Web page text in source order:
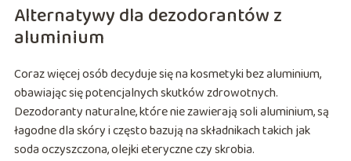
Alternatywy dla dezodorantów z
aluminium
Coraz więcej osób decyduje się na kosmetyki bez aluminium,
obawiając się potencjalnych skutków zdrowotnych.
Dezodoranty naturalne, które nie zawierają soli aluminium, są
łagodne dla skóry i często bazują na składnikach takich jak
soda oczyszczona, olejki eteryczne czy skrobia.